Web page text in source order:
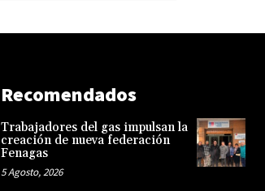
Recomendados
Trabajadores del gas impulsan la
creación de nueva federación
Fenagas
5 Agosto, 2026